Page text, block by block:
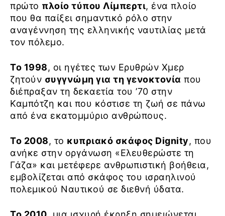
πρώτο πλοίο τύπου Λίμπερτι, ένα πλοίο
που θα παίξει σημαντικό ρόλο στην
αναγέννηση της ελληνικής ναυτιλίας μετά
τον πόλεμο.
Το 1998, οι ηγέτες των Ερυθρών Χμερ
ζητούν συγγνώμη για τη γενοκτονία που
διέπραξαν τη δεκαετία του ’70 στην
Καμπότζη και που κόστισε τη ζωή σε πάνω
από ένα εκατομμύριο ανθρώπους.
Το 2008, το κυπριακό σκάφος Dignity, που
ανήκε στην οργάνωση «Ελευθερώστε τη
Γάζα» και μετέφερε ανθρωπιστική βοήθεια,
εμβολίζεται από σκάφος του ισραηλινού
πολεμικού Ναυτικού σε διεθνή ύδατα.